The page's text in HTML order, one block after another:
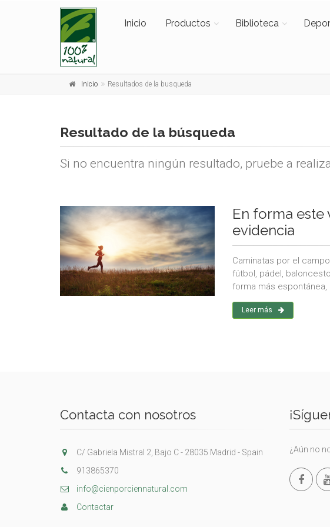
Inicio Productos Biblioteca
Inicio Resultados de la busqueda
Resultado de la búsqueda
Si no encuentra ningún resultado, pruebe a
En forma este
evidencia
Caminatas por el
fútbol, pádel,
forma más
Leer más
Contacta con nosotros
C/ Gabriela Mistral 2, Bajo C - 28035 Madrid - Spain
913865370
info@cienporciennatural.com
Contactar
¿Aún no